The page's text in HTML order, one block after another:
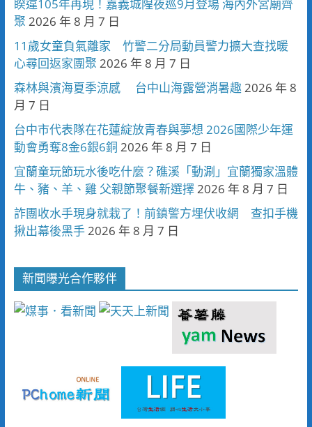
睽違105年再現！嘉義城隍夜巡9月登場 海內外宮廟齊
聚 2026 年 8 月 7 日
11歲女童負氣離家 竹警二分局動員警力擴大查找暖
心尋回返家團聚 2026 年 8 月 7 日
森林與濱海夏季涼感 台中山海露營消暑趣2026 年 8
月 7 日
台中市代表隊在花蓮綻放青春與夢想 2026國際少年運
動會勇奪8金6銀6銅 2026 年 8 月 7 日
宜蘭童玩節玩水後吃什麼？礁溪「動涮」宜蘭獨家溫體
牛、豬、羊、雞 父親節聚餐新選擇2026 年 8 月 7 日
詐團收水手現身就栽了！前鎮警方埋伏收網 查扣手機
揪出幕後黑手2026 年 8 月 7 日
新聞曝光合作夥伴